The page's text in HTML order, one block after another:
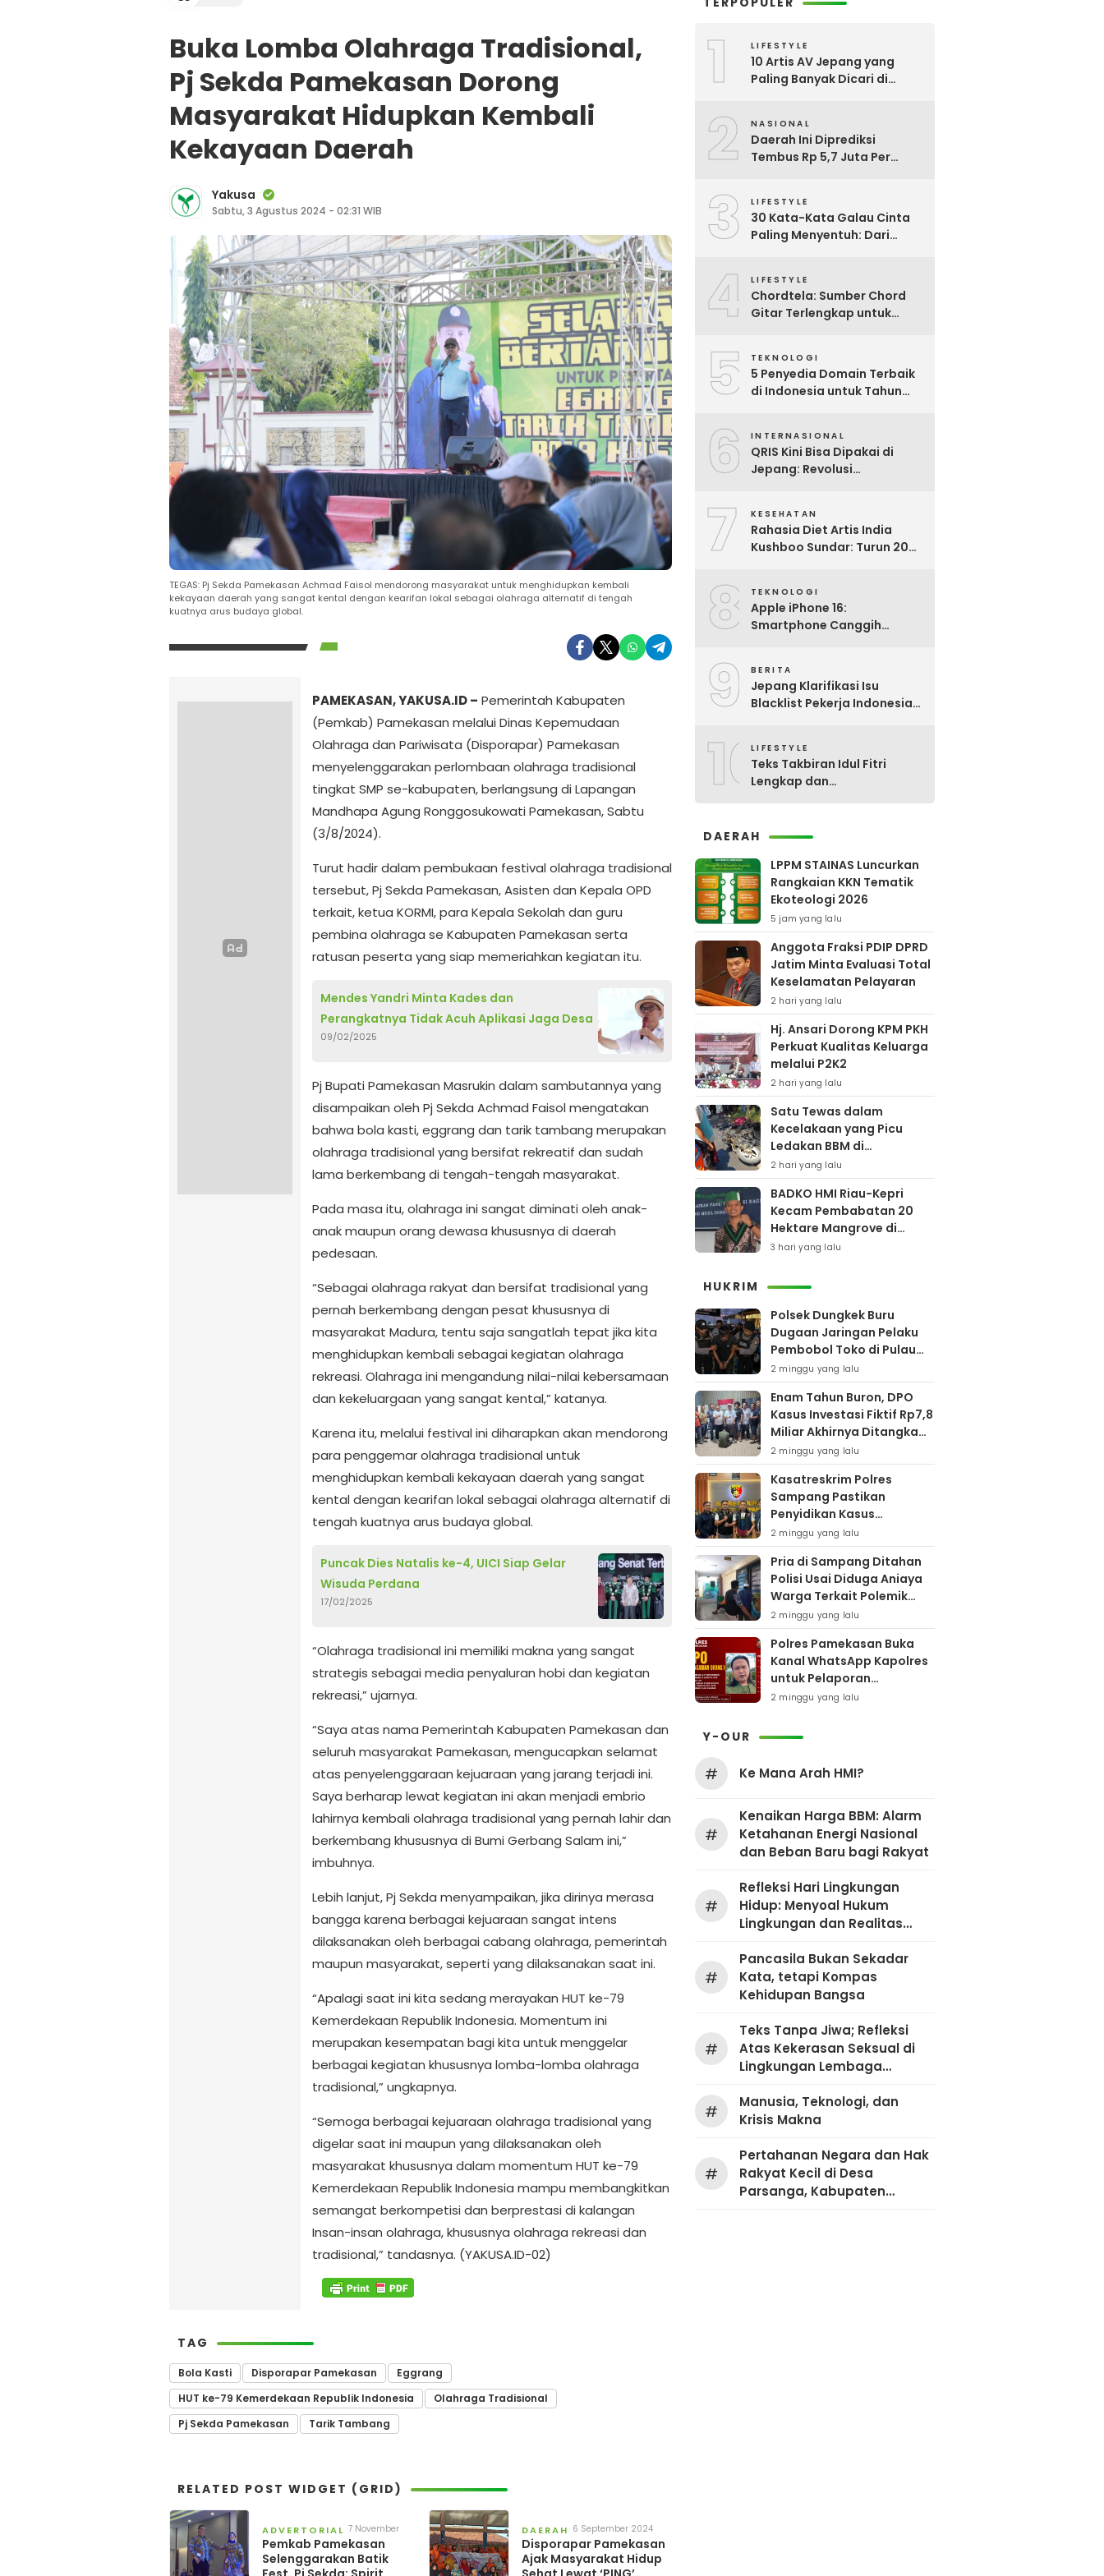
Buka Lomba Olahraga Tradisional,
Pj Sekda Pamekasan Dorong
Masyarakat Hidupkan Kembali
Kekayaan Daerah
Yakusa
Sabtu, 3 Agustus 2024 - 02:31 WIB
TEGAS: Pj Sekda Pamekasan Achmad Faisol mendorong masyarakat untuk menghidupkan kembali
kekayaan daerah yang sangat kental dengan kearifan lokal sebagai olahraga alternatif di tengah
kuatnya arus budaya global.
PAMEKASAN, YAKUSA.ID – Pemerintah Kabupaten
(Pemkab) Pamekasan melalui Dinas Kepemudaan
Olahraga dan Pariwisata (Disporapar) Pamekasan
menyelenggarakan perlombaan olahraga tradisional
tingkat SMP se-kabupaten, berlangsung di Lapangan
Mandhapa Agung Ronggosukowati Pamekasan, Sabtu
(3/8/2024).
Turut hadir dalam pembukaan festival olahraga tradisional
tersebut, Pj Sekda Pamekasan, Asisten dan Kepala OPD
terkait, ketua KORMI, para Kepala Sekolah dan guru
pembina olahraga se Kabupaten Pamekasan serta
ratusan peserta yang siap memeriahkan kegiatan itu.
Mendes Yandri Minta Kades dan
Perangkatnya Tidak Acuh Aplikasi Jaga Desa
09/02/2025
Pj Bupati Pamekasan Masrukin dalam sambutannya yang
disampaikan oleh Pj Sekda Achmad Faisol mengatakan
bahwa bola kasti, eggrang dan tarik tambang merupakan
olahraga tradisional yang bersifat rekreatif dan sudah
lama berkembang di tengah-tengah masyarakat.
Pada masa itu, olahraga ini sangat diminati oleh anak-
anak maupun orang dewasa khususnya di daerah
pedesaan.
“Sebagai olahraga rakyat dan bersifat tradisional yang
pernah berkembang dengan pesat khususnya di
masyarakat Madura, tentu saja sangatlah tepat jika kita
menghidupkan kembali sebagai kegiatan olahraga
rekreasi. Olahraga ini mengandung nilai-nilai kebersamaan
dan kekeluargaan yang sangat kental,” katanya.
Karena itu, melalui festival ini diharapkan akan mendorong
para penggemar olahraga tradisional untuk
menghidupkan kembali kekayaan daerah yang sangat
kental dengan kearifan lokal sebagai olahraga alternatif di
tengah kuatnya arus budaya global.
Puncak Dies Natalis ke-4, UICI Siap Gelar
Wisuda Perdana
17/02/2025
“Olahraga tradisional ini memiliki makna yang sangat
strategis sebagai media penyaluran hobi dan kegiatan
rekreasi,” ujarnya.
“Saya atas nama Pemerintah Kabupaten Pamekasan dan
seluruh masyarakat Pamekasan, mengucapkan selamat
atas penyelenggaraan kejuaraan yang jarang terjadi ini.
Saya berharap lewat kegiatan ini akan menjadi embrio
lahirnya kembali olahraga tradisional yang pernah lahir dan
berkembang khususnya di Bumi Gerbang Salam ini,”
imbuhnya.
Lebih lanjut, Pj Sekda menyampaikan, jika dirinya merasa
bangga karena berbagai kejuaraan sangat intens
dilaksanakan oleh berbagai cabang olahraga, pemerintah
maupun masyarakat, seperti yang dilaksanakan saat ini.
“Apalagi saat ini kita sedang merayakan HUT ke-79
Kemerdekaan Republik Indonesia. Momentum ini
merupakan kesempatan bagi kita untuk menggelar
berbagai kegiatan khususnya lomba-lomba olahraga
tradisional,” ungkapnya.
“Semoga berbagai kejuaraan olahraga tradisional yang
digelar saat ini maupun yang dilaksanakan oleh
masyarakat khususnya dalam momentum HUT ke-79
Kemerdekaan Republik Indonesia mampu membangkitkan
semangat berkompetisi dan berprestasi di kalangan
Insan-insan olahraga, khususnya olahraga rekreasi dan
tradisional,” tandasnya. (YAKUSA.ID-02)
TAG
Bola Kasti Disporapar Pamekasan
Eggrang
HUT ke-79 Kemerdekaan Republik Indonesia
Olahraga Tradisional
Pj Sekda Pamekasan
Tarik Tambang
RELATED POST WIDGET (GRID)
ADVERTORIAL 7 November
2024
Pemkab Pamekasan
Selenggarakan Batik
DAERAH 6 September 2024
Disporapar Pamekasan
Ajak Masyarakat Hidup
1 LIFESTYLE
10 Artis AV Jepang yang
Paling Banyak Dicari di
2 NASIONAL
Daerah Ini Diprediksi
Tembus Rp 5,7 Juta Per
Upah Minimum 2026
3 LIFESTYLE
30 Kata-Kata Galau Cinta
Paling Menyentuh: Dari
4 LIFESTYLE
Chordtela: Sumber Chord
Gitar Terlengkap untuk
5 TEKNOLOGI
5 Penyedia Domain Terbaik
di Indonesia untuk Tahun
6 INTERNASIONAL
QRIS Kini Bisa Dipakai di
Jepang: Revolusi
7 KESEHATAN
Rahasia Diet Artis India
Kushboo Sundar: Turun 20
8 TEKNOLOGI
Apple iPhone 16:
Smartphone Canggih
9 BERITA
Jepang Klarifikasi Isu
Blacklist Pekerja Indonesia,
10LIFESTYLE
Teks Takbiran Idul Fitri
Lengkap dan
DAERAH
LPPM STAINAS Luncurkan
Rangkaian KKN Tematik
Ekoteologi 2026
5 jam yang lalu
Anggota Fraksi PDIP DPRD
Jatim Minta Evaluasi Total
Keselamatan Pelayaran
2 hari yang lalu
Hj. Ansari Dorong KPM PKH
Perkuat Kualitas Keluarga
melalui P2K2
2 hari yang lalu
Satu Tewas dalam
Kecelakaan yang Picu
Ledakan BBM di
Pamekasan
2 hari yang lalu
BADKO HMI Riau-Kepri
Kecam Pembabatan 20
Hektare Mangrove di
Bengkalis
3 hari yang lalu
HUKRIM
Polsek Dungkek Buru
Dugaan Jaringan Pelaku
Pembobol Toko di Pulau
Gili Iyang
2 minggu yang lalu
Enam Tahun Buron, DPO
Kasus Investasi Fiktif Rp7,8
Miliar Akhirnya Ditangkap
Polres Pamekasan
2 minggu yang lalu
Kasatreskrim Polres
Sampang Pastikan
Penyidikan Kasus
Rudapaksa Anak Berjalan
Sesuai Fakta Hukum
2 minggu yang lalu
Pria di Sampang Ditahan
Polisi Usai Diduga Aniaya
Warga Terkait Polemik
Bansos
2 minggu yang lalu
Polres Pamekasan Buka
Kanal WhatsApp Kapolres
untuk Pelaporan
Keberadaan DPO AEF
2 minggu yang lalu
Y-OUR
# Ke Mana Arah HMI?
#
Kenaikan Harga BBM: Alarm
Ketahanan Energi Nasional
dan Beban Baru bagi Rakyat
#
Refleksi Hari Lingkungan
Hidup: Menyoal Hukum
Lingkungan dan Realitas
#
Pancasila Bukan Sekadar
Kata, tetapi Kompas
Kehidupan Bangsa
#
Teks Tanpa Jiwa; Refleksi
Atas Kekerasan Seksual di
Lingkungan Lembaga
#
Manusia, Teknologi, dan
Krisis Makna
#
Pertahanan Negara dan Hak
Rakyat Kecil di Desa
Parsanga, Kabupaten